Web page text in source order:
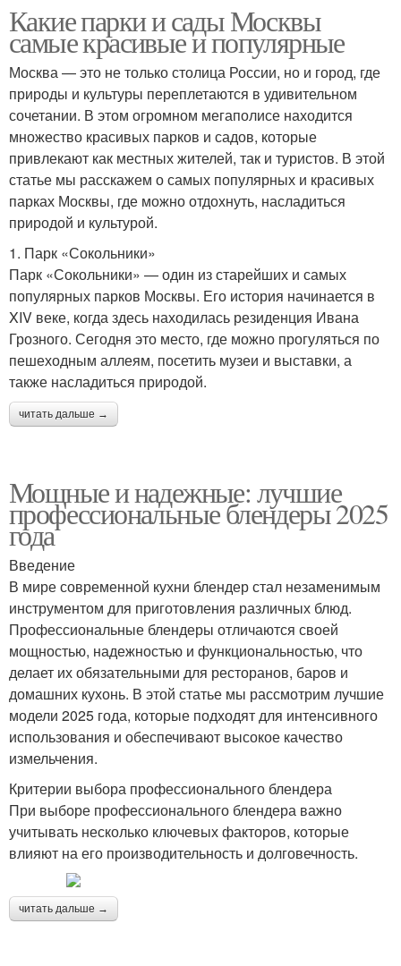
Какие парки и сады Москвы
самые красивые и популярные
Москва — это не только столица России, но и город, где
природы и культуры переплетаются в удивительном
сочетании. В этом огромном мегаполисе находится
множество красивых парков и садов, которые
привлекают как местных жителей, так и туристов. В этой
статье мы расскажем о самых популярных и красивых
парках Москвы, где можно отдохнуть, насладиться
природой и культурой.
1. Парк «Сокольники»
Парк «Сокольники» — один из старейших и самых
популярных парков Москвы. Его история начинается в
XIV веке, когда здесь находилась резиденция Ивана
Грозного. Сегодня это место, где можно прогуляться по
пешеходным аллеям, посетить музеи и выставки, а
также насладиться природой.
читать дальше →
Мощные и надежные: лучшие
профессиональные блендеры 2025
года
Введение
В мире современной кухни блендер стал незаменимым
инструментом для приготовления различных блюд.
Профессиональные блендеры отличаются своей
мощностью, надежностью и функциональностью, что
делает их обязательными для ресторанов, баров и
домашних кухонь. В этой статье мы рассмотрим лучшие
модели 2025 года, которые подходят для интенсивного
использования и обеспечивают высокое качество
измельчения.
Критерии выбора профессионального блендера
При выборе профессионального блендера важно
учитывать несколько ключевых факторов, которые
влияют на его производительность и долговечность.
читать дальше →